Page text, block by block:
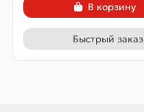
В корзину
Быстрый заказ